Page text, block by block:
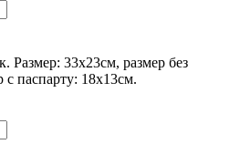
Размер: 33х23см, размер без
с паспарту: 18х13см.